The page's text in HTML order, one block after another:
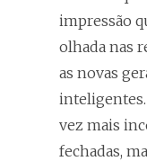
impressão
olhada nas
as novas
inteligentes.
vez mais
fechadas,